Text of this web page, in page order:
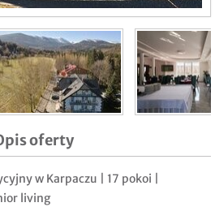
oferty
w Karpaczu | 17 pokoi |
living